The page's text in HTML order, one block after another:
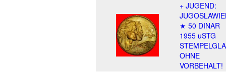
+ JUGEND:
★ 50 DINAR
1955 uSTG
OHNE
VORBEHALT!